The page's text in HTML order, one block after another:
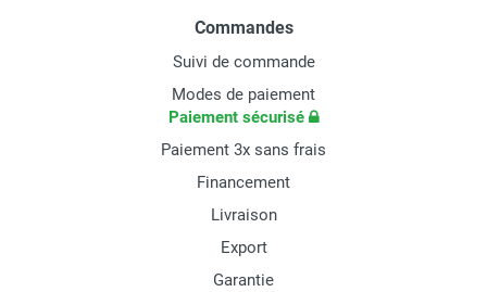
Commandes
Suivi de commande
Modes de paiement
Paiement sécurisé
Paiement 3x sans frais
Financement
Livraison
Export
Garantie